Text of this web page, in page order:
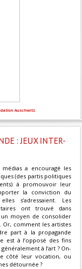
Auschwitz
: JEUX INTER-
médias a encouragé les
(des partis politiques
à promouvoir leur
la conviction du
s’adressaient. Les
ont trouvé dans
moyen de consolider
Or, comment les artistes
part à la propagande
est à l’opposé des fins
à l’art ? On-
côté leur vocation, ou
détournée ?